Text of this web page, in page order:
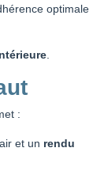
optimale
.
:
et un rendu